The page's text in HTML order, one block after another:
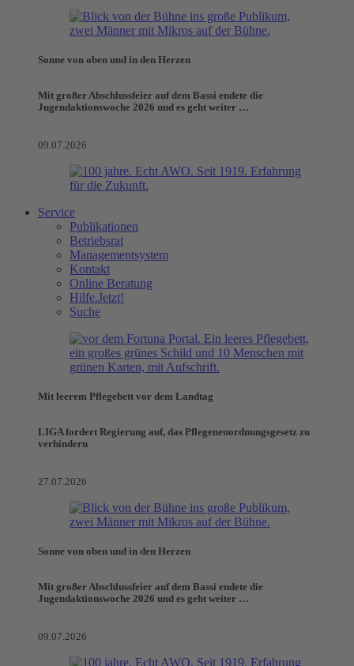
Sonne von oben und in den Herzen
Mit großer Abschlussfeier auf dem Bassi endete die
Jugendaktionswoche 2026 und es geht weiter …
09.07.2026
Service
Publikationen
Betriebsrat
Managementsystem
Kontakt
Online Beratung
Hilfe.Jetzt!
Suche
Mit leerem Pflegebett vor dem Landtag
LIGA fordert Regierung auf, das Pflegeneuordnungsgesetz zu
verhindern
27.07.2026
Sonne von oben und in den Herzen
Mit großer Abschlussfeier auf dem Bassi endete die
Jugendaktionswoche 2026 und es geht weiter …
09.07.2026